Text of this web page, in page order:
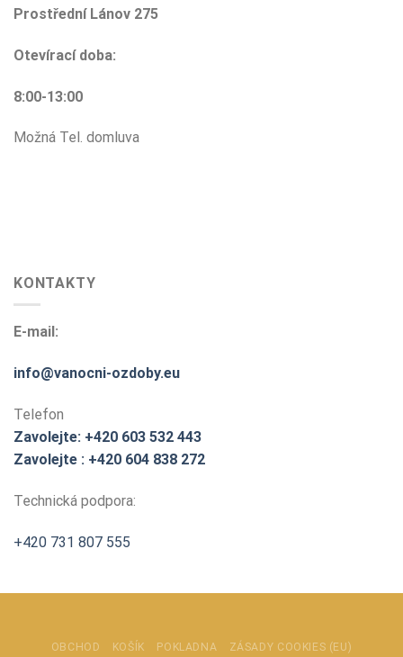
Prostřední Lánov 275
Otevírací doba:
8:00-13:00
Možná Tel. domluva
KONTAKTY
E-mail:
info@vanocni-ozdoby.eu
Telefon
Zavolejte: +420 603 532 443
Zavolejte : +420 604 838 272
Technická podpora:
+420 731 807 555
OBCHOD KOŠÍK POKLADNA ZÁSADY COOKIES (EU)